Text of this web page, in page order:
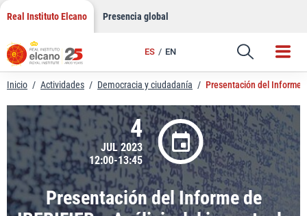
Saltar
contenido
Real Instituto Elcano Presencia global
ES EN
Enlace
Inicio / Actividades / Democracia y ciudadanía / Presentación del Informe
Presentación del Informe de
4
JUL 2023
12:00-13:45